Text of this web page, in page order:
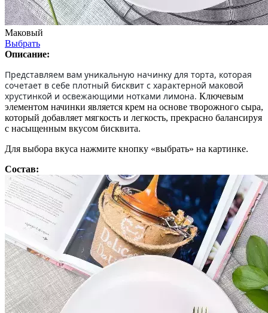
Маковый
Выбрать
Описание:
Представляем вам уникальную начинку для торта, которая
сочетает в себе плотный бисквит с характерной маковой
хрустинкой и освежающими нотками лимона. Ключевым
элементом начинки является крем на основе творожного сыра,
который добавляет мягкость и легкость, прекрасно балансируя
с насыщенным вкусом бисквита.
Для выбора вкуса нажмите кнопку «выбрать» на картинке.
Состав: